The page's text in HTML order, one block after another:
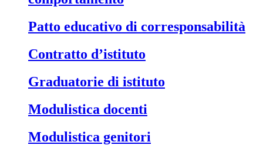
Patto educativo di corresponsabilità
Contratto d’istituto
Graduatorie di istituto
Modulistica docenti
Modulistica genitori